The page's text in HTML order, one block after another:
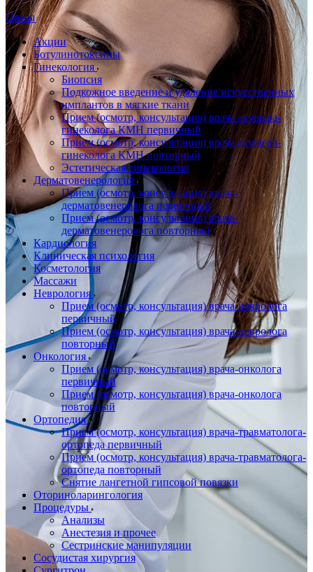
Цены
Акции
Ботулинотоксины
Гинекология
Биопсия
Подкожное введение и удаление искусственных
имплантов в мягкие ткани
Прием (осмотр, консультация) врача акушера-
гинеколога КМН первичный
Прием (осмотр, консультация) врача акушера-
гинеколога КМН повторный
Эстетическая гинекология
Дерматовенерология
Прием (осмотр, консультация) врача-
дерматовенеролога первичный
Прием (осмотр, консультация) врача-
дерматовенеролога повторный
Кардиология
Клиническая психология
Косметология
Массажи
Неврология
Прием (осмотр, консультация) врача-невролога
первичный
Прием (осмотр, консультация) врача-невролога
повторный
Онкология
Прием (осмотр, консультация) врача-онколога
первичный
Прием (осмотр, консультация) врача-онколога
повторный
Ортопедия
Прием (осмотр, консультация) врача-травматолога-
ортопеда первичный
Прием (осмотр, консультация) врача-травматолога-
ортопеда повторный
Снятие лангетной гипсовой повязки
Оториноларингология
Процедуры
Анализы
Анестезия и прочее
Сестринские манипуляции
Сосудистая хирургия